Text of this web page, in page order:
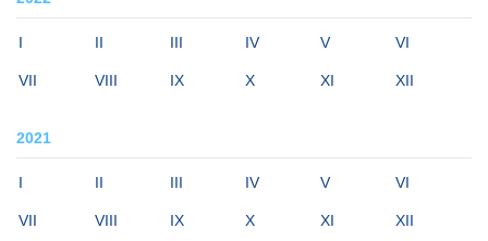
I II III IV V VI
VII VIII IX X XI XII
2021
I II III IV V VI
VII VIII IX X XI XII